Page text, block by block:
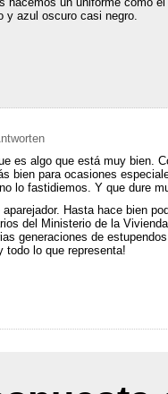
y azul oscuro casi negro
es algo que está muy bien
bien para ocasiones
no lo fastidiemos Y que dure
. Hasta hace bien
del Ministerio de la Vivienda
generaciones de
todo lo que representa!